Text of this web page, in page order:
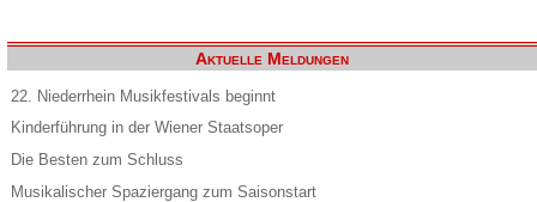
Aktuelle Meldungen
22. Niederrhein Musikfestivals beginnt
Kinderführung in der Wiener Staatsoper
Die Besten zum Schluss
Musikalischer Spaziergang zum Saisonstart